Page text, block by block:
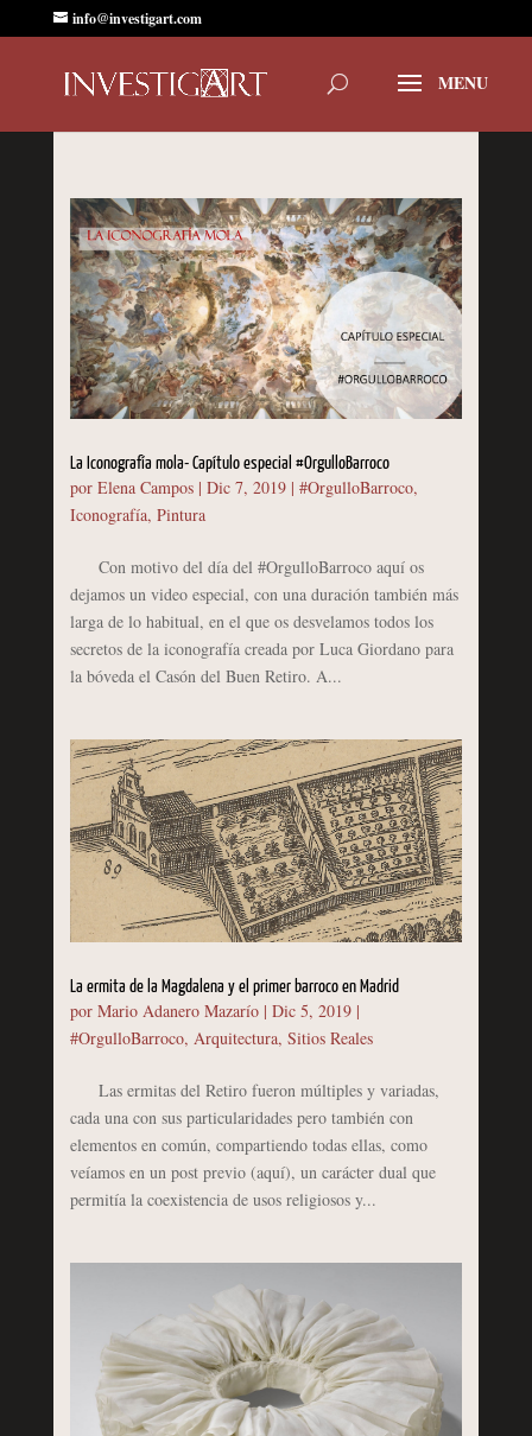
info@investigart.com
La Iconografía mola- Capítulo especial #OrgulloBarroco
por Elena Campos| Dic 7, 2019| #OrgulloBarroco,
Iconografía, Pintura
Con motivo del día del #OrgulloBarroco aquí os
dejamos un video especial, con una duración también más
larga de lo habitual, en el que os desvelamos todos los
secretos de la iconografía creada por Luca Giordano para
la bóveda el Casón del Buen Retiro. A...
La ermita de la Magdalena y el primer barroco en Madrid
por Mario Adanero Mazarío| Dic 5, 2019|
#OrgulloBarroco, Arquitectura, Sitios Reales
Las ermitas del Retiro fueron múltiples y variadas,
cada una con sus particularidades pero también con
elementos en común, compartiendo todas ellas, como
veíamos en un post previo (aquí), un carácter dual que
permitía la coexistencia de usos religiosos y...